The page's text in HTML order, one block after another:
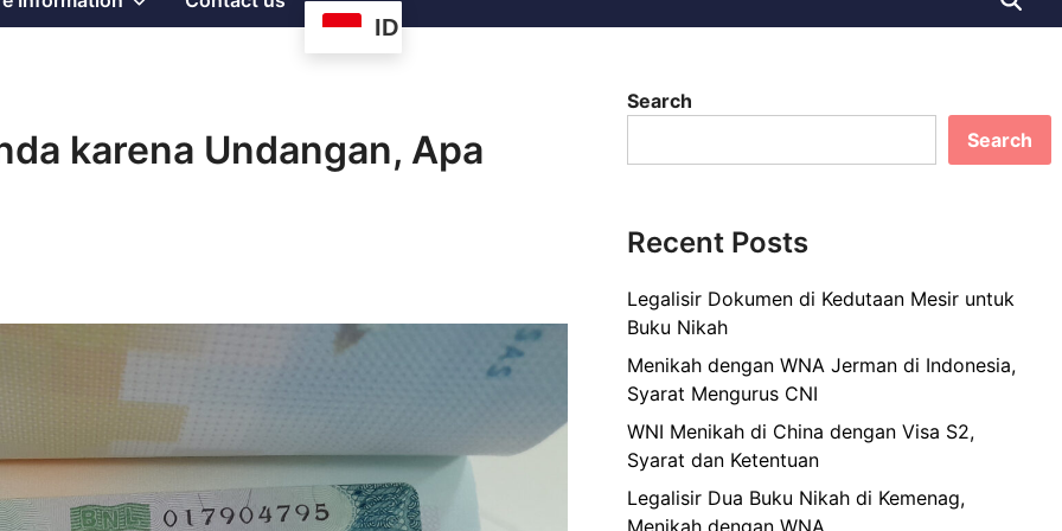
ID
karena Undangan, Apa
Search
Search
Recent Posts
Legalisir Dokumen di Kedutaan Mesir untuk
Buku Nikah
Menikah dengan WNA Jerman di Indonesia,
Syarat Mengurus CNI
WNI Menikah di China dengan Visa S2,
Syarat dan Ketentuan
Legalisir Dua Buku Nikah di Kemenag,
Menikah dengan WNA